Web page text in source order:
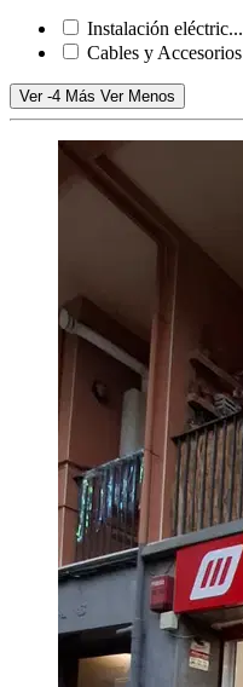
Instalación eléctric...
Cables y Accesorios
Ver -4 Más Ver Menos